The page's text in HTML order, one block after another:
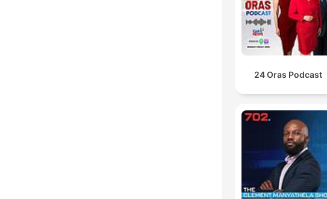
24 Oras Podcast